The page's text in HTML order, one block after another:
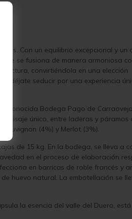
Con un equilibrio excepcional y un
se fusiona de manera armoniosa
convirtiéndola en una elección
déjate seducir por una experiencia
Bodega Pago de
paisaje único, entre laderas y páramos
(4%) y Merlot (3%).
de 15 kg. En la bodega, se lleva a
en el proceso de elaboración
en barricas de roble francés y
huevo natural. La embotellación se
la esencia del valle del Duero, está